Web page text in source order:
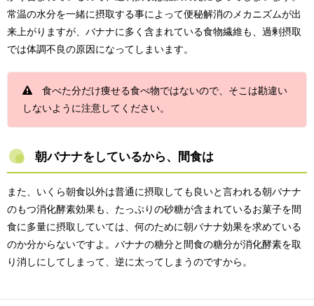
常温の水分を一緒に摂取する事によって便秘解消のメカニズムが出
来上がりますが、バナナに多く含まれている食物繊維も、過剰摂取
では体調不良の原因になってしまいます。
食べた分だけ痩せる食べ物ではないので、そこは勘違い
しないように注意してください。
朝バナナをしているから、間食は
また、いくら朝食以外は普通に摂取しても良いと言われる朝バナナ
のもつ消化酵素効果も、たっぷりの砂糖が含まれているお菓子を間
食に多量に摂取していては、何のために朝バナナ効果を求めている
のか分からないですよ。バナナの糖分と間食の糖分が消化酵素を取
り消しにしてしまって、逆に太ってしまうのですから。